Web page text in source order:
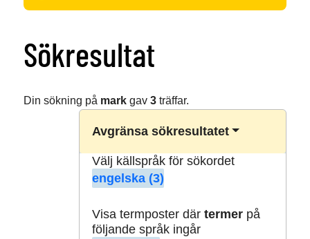
Sökresultat
Din sökning på markgav 3träffar.
Avgränsa sökresultatet
Välj källspråk för sökordet
engelska (3)
Visa termposter där termerpå
följande språk ingår